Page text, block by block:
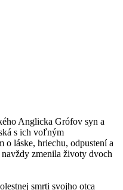
Anglicka Grófov syn a
s ich voľným
o láske, hriechu, odpustení a
zmenila životy dvoch
smrti svojho otca